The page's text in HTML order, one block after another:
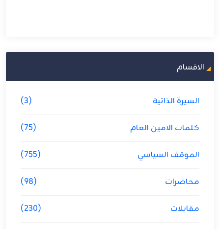
الاقسام
السيرة الذاتية (3)
كلمات الامين العام (75)
الموقف السياسي (755)
محاضرات (98)
مقابلات (230)